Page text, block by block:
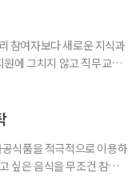
어매니저 전문사이트 ‘케
참여자보다 새로운 지식과
에 그치지 않고 직무교육
소득, 가구형태, 일자리 유
식품을 적극적으로 이용하
싶은 음식을 무조건 참기보